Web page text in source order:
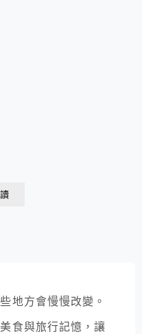
地方會慢慢改變。
食與旅行記憶，讓